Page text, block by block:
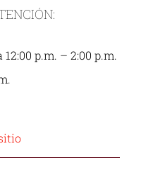
p.m. – 2:00 p.m.